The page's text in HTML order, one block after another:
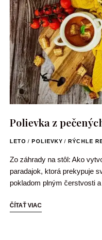
Polievka z
LETO / POLIEVKY / RÝCHLE
Zo záhrady na stôl: Ako
paradajok, ktorá prekypuje
pokladom plným čerstvosti
ČÍTAŤ VIAC